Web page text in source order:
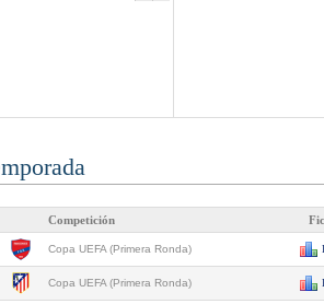
Competición
Copa UEFA (Primera Ronda)
Copa UEFA (Primera Ronda)